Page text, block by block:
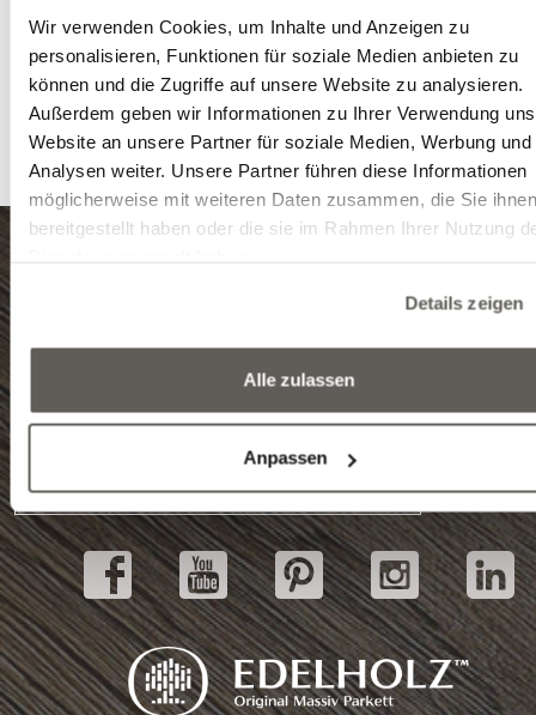
Wir verwenden Cookies, um Inhalte und Anzeigen zu
personalisieren, Funktionen für soziale Medien anbieten zu
können und die Zugriffe auf unsere Website zu analysieren.
Außerdem geben wir Informationen zu Ihrer Verwendung
Website an unsere Partner für soziale Medien, Werbung und
Analysen weiter. Unsere Partner führen diese Informationen
möglicherweise mit weiteren Daten zusammen, die Sie ihnen
bereitgestellt haben oder die sie im Rahmen Ihrer Nutzung
Details zeigen
Alle zulassen
Anpassen
Tel.: (+36) 92 571 028
E-mail: info@edelholz.hu
Schauräume